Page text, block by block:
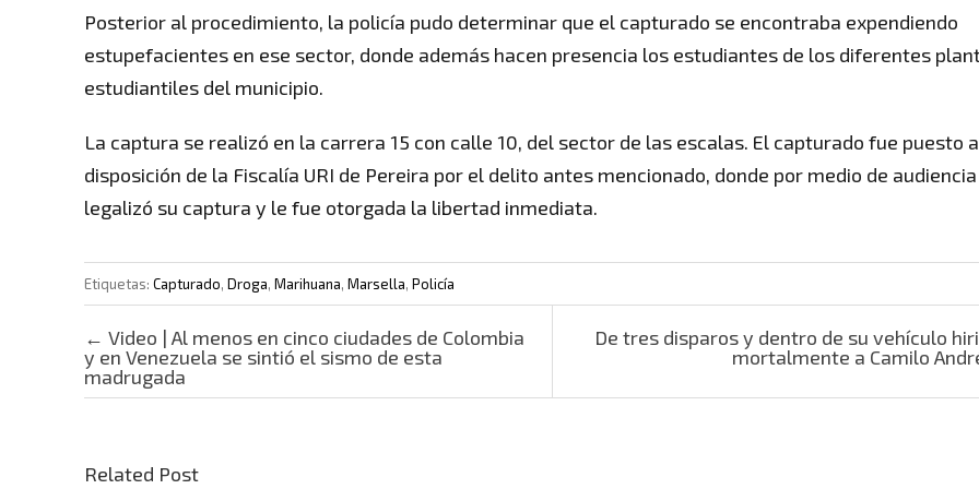
Posterior al procedimiento, la policía pudo determinar que el capturado se encontraba expendiendo
estupefacientes en ese sector, donde además hacen presencia los estudiantes de los diferentes
estudiantiles del municipio.
La captura se realizó en la carrera 15 con calle 10, del sector de las escalas. El capturado fue puesto a
disposición de la Fiscalía URI de Pereira por el delito antes mencionado, donde por medio de
legalizó su captura y le fue otorgada la libertad inmediata.
Etiquetas: Capturado, Droga, Marihuana, Marsella, Policía
Post navigation
← Video | Al menos en cinco ciudades de Colombia
y en Venezuela se sintió el sismo de esta
madrugada
De tres disparos y dentro de su vehículo
mortalmente a Camilo
Related Post